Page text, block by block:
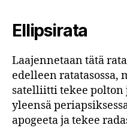
Ellipsirata
Laajennetaan tätä
edelleen ratatasossa,
satelliitti tekee polton
yleensä
apogeeta ja tekee